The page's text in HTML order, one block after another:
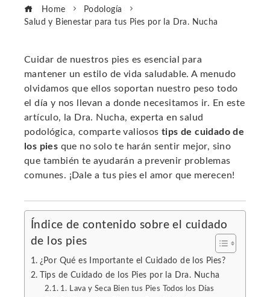
Home
Podología
Salud y Bienestar para tus Pies por la Dra. Nucha
Cuidar de nuestros pies es esencial para
mantener un estilo de vida saludable. A menudo
olvidamos que ellos soportan nuestro peso todo
el día y nos llevan a donde necesitamos ir. En este
artículo, la Dra. Nucha, experta en salud
podológica, comparte valiosos tips de cuidado de
los pies que no solo te harán sentir mejor, sino
que también te ayudarán a prevenir problemas
comunes. ¡Dale a tus pies el amor que merecen!
Índice de contenido sobre el cuidado
de los pies
¿Por Qué es Importante el Cuidado de los Pies?
Tips de Cuidado de los Pies por la Dra. Nucha
1. Lava y Seca Bien tus Pies Todos los Días